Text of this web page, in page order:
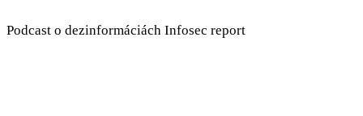
Podcast o dezinformáciách Infosec report